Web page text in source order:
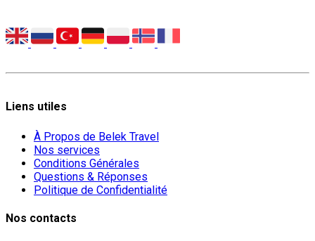
Liens utiles
À Propos de Belek Travel
Nos services
Conditions Générales
Questions & Réponses
Politique de Confidentialité
Nos contacts